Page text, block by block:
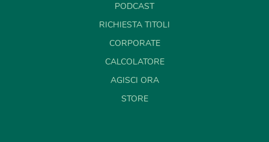
PODCAST
RICHIESTA TITOLI
CORPORATE
CALCOLATORE
AGISCI ORA
STORE